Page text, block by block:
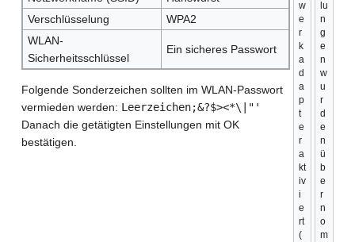
Verschlüsselung
WPA2
WLAN-
Sicherheitsschlüssel
Ein sicheres Passwort
Folgende Sonderzeichen sollten im WLAN-Passwort
vermieden werden: Leerzeichen;&?$><*\|"'
Danach die getätigten Einstellungen mit OK
bestätigen.
w
e
r
k
a
d
a
p
t
e
r
a
kt
iv
i
e
rt
(
lu
n
g
e
n
w
u
r
d
e
n
ü
b
e
r
n
o
m